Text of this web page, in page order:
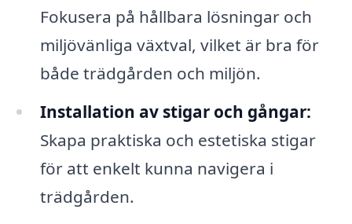
Fokusera på hållbara lösningar och
miljövänliga växtval, vilket är bra för
både trädgården och miljön.
Installation av stigar och gångar:
Skapa praktiska och estetiska stigar
för att enkelt kunna navigera i
trädgården.